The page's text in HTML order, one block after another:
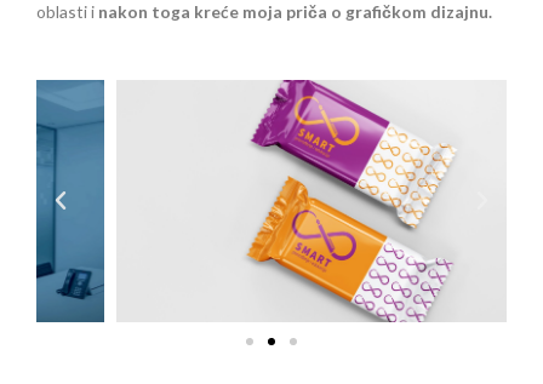
oblasti i nakon toga kreće moja priča o grafičkom dizajnu.
P
e
v